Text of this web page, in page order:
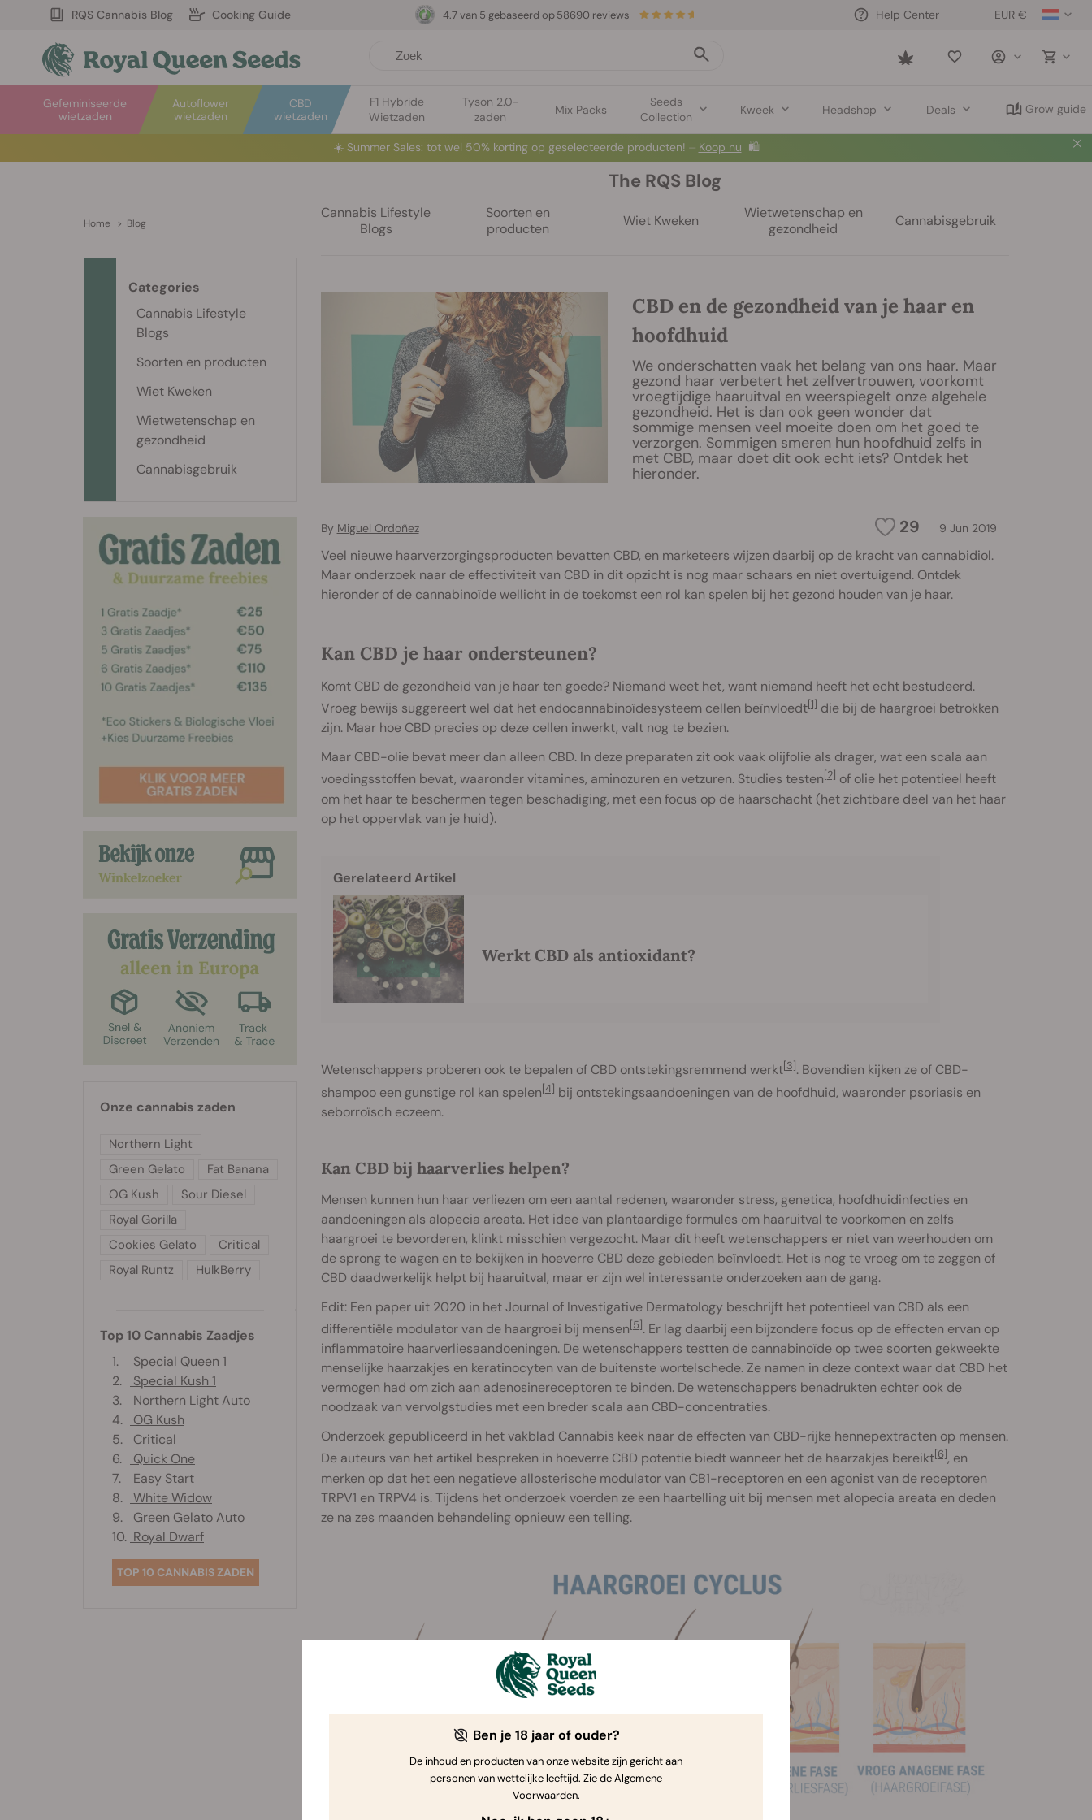
RQS Cannabis Blog Cooking Guide EUR €
Help Center
Saved
Autoflower
wietzaden
Gefeminiseerde
wietzaden
CBD
wietzaden
F1 Hybride
Wietzaden
Tyson 2.0-
zaden
Mix Packs
Seeds
Collection
Kweek Headshop Deals Grow guide
4.7 van 5 gebaseerd op 58690 reviews
☀️Summer Sales: tot wel 50% korting op geselecteerde producten! ⏤ Koop nu 🛍️
Home > Blog
The RQS Blog
Cannabis Lifestyle
Blogs
Soorten en
producten
Wiet Kweken
Wietwetenschap en
gezondheid
Cannabisgebruik
CBD en de gezondheid van je haar en
hoofdhuid
We onderschatten vaak het belang van ons haar. Maar
gezond haar verbetert het zelfvertrouwen, voorkomt
vroegtijdige haaruitval en weerspiegelt onze algehele
gezondheid. Het is dan ook geen wonder dat
sommige mensen veel moeite doen om het goed te
verzorgen. Sommigen smeren hun hoofdhuid zelfs in
met CBD, maar doet dit ook echt iets? Ontdek het
hieronder.
29 9 Jun 2019
By Miguel Ordoñez
Veel nieuwe haarverzorgingsproducten bevatten CBD, en marketeers wijzen daarbij op de kracht van cannabidiol.
Maar onderzoek naar de effectiviteit van CBD in dit opzicht is nog maar schaars en niet overtuigend. Ontdek
hieronder of de cannabinoïde wellicht in de toekomst een rol kan spelen bij het gezond houden van je haar.
Kan CBD je haar ondersteunen?
Komt CBD de gezondheid van je haar ten goede? Niemand weet het, want niemand heeft het echt bestudeerd.
Vroeg bewijs suggereert wel dat het endocannabinoïdesysteem cellen beïnvloedt[1] die bij de haargroei betrokken
zijn. Maar hoe CBD precies op deze cellen inwerkt, valt nog te bezien.
Maar CBD-olie bevat meer dan alleen CBD. In deze preparaten zit ook vaak olijfolie als drager, wat een scala aan
voedingsstoffen bevat, waaronder vitamines, aminozuren en vetzuren. Studies testen[2] of olie het potentieel heeft
om het haar te beschermen tegen beschadiging, met een focus op de haarschacht (het zichtbare deel van het haar
op het oppervlak van je huid).
Gerelateerd Artikel
Werkt CBD als antioxidant?
Wetenschappers proberen ook te bepalen of CBD ontstekingsremmend werkt[3]. Bovendien kijken ze of CBD-
shampoo een gunstige rol kan spelen[4] bij ontstekingsaandoeningen van de hoofdhuid, waaronder psoriasis en
seborroïsch eczeem.
Kan CBD bij haarverlies helpen?
Mensen kunnen hun haar verliezen om een aantal redenen, waaronder stress, genetica, hoofdhuidinfecties en
aandoeningen als alopecia areata. Het idee van plantaardige formules om haaruitval te voorkomen en zelfs
haargroei te bevorderen, klinkt misschien vergezocht. Maar dit heeft wetenschappers er niet van weerhouden om
de sprong te wagen en te bekijken in hoeverre CBD deze gebieden beïnvloedt. Het is nog te vroeg om te zeggen of
CBD daadwerkelijk helpt bij haaruitval, maar er zijn wel interessante onderzoeken aan de gang.
Edit: Een paper uit 2020 in het Journal of Investigative Dermatology beschrijft het potentieel van CBD als een
differentiële modulator van de haargroei bij mensen[5]. Er lag daarbij een bijzondere focus op de effecten ervan op
inflammatoire haarverliesaandoeningen. De wetenschappers testten de cannabinoïde op twee soorten gekweekte
menselijke haarzakjes en keratinocyten van de buitenste wortelschede. Ze namen in deze context waar dat CBD het
vermogen had om zich aan adenosinereceptoren te binden. De wetenschappers benadrukten echter ook de
noodzaak van vervolgstudies met een breder scala aan CBD-concentraties.
Onderzoek gepubliceerd in het vakblad Cannabis keek naar de effecten van CBD-rijke hennepextracten op mensen.
De auteurs van het artikel bespreken in hoeverre CBD potentie biedt wanneer het de haarzakjes bereikt[6], en
merken op dat het een negatieve allosterische modulator van CB1-receptoren en een agonist van de receptoren
TRPV1 en TRPV4 is. Tijdens het onderzoek voerden ze een haartelling uit bij mensen met alopecia areata en deden
ze na zes maanden behandeling opnieuw een telling.
Categories
Cannabis Lifestyle
Blogs
Soorten en producten
Wiet Kweken
Wietwetenschap en
gezondheid
Cannabisgebruik
Onze cannabis zaden
Northern Light
Green Gelato
Fat Banana
OG Kush
Sour Diesel
Royal Gorilla
Cookies Gelato
Critical
Royal Runtz
HulkBerry
Top 10 Cannabis Zaadjes
1.
Special Queen 1
2.
Special Kush 1
3.
Northern Light Auto
4.
OG Kush
5.
Critical
6.
Quick One
7.
Easy Start
8.
White Widow
9.
Green Gelato Auto
10. Royal Dwarf
TOP 10 CANNABIS ZADEN
Ben je 18 jaar of ouder?
De inhoud en producten van onze website zijn gericht aan
personen van wettelijke leeftijd. Zie de Algemene
Voorwaarden.